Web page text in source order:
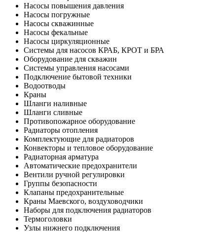
Насосы повышения давления
Насосы погружные
Насосы скважинные
Насосы фекальные
Насосы циркуляционные
Системы для насосов КРАБ, КРОТ и БРА
Оборудование для скважин
Системы управления насосами
Подключение бытовой техники
Водоотводы
Краны
Шланги наливные
Шланги сливные
Противопожарное оборудование
Радиаторы отопления
Комплектующие для радиаторов
Конвекторы и тепловое оборудование
Радиаторная арматура
Автоматические предохранители
Вентили ручной регулировки
Группы безопасности
Клапаны предохранительные
Краны Маевского, воздуховодчики
Наборы для подключения радиаторов
Термоголовки
Узлы нижнего подключения